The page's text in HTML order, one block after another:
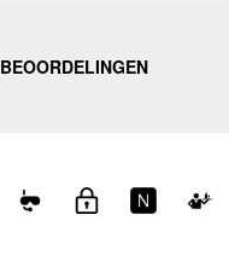
BEOORDELINGEN